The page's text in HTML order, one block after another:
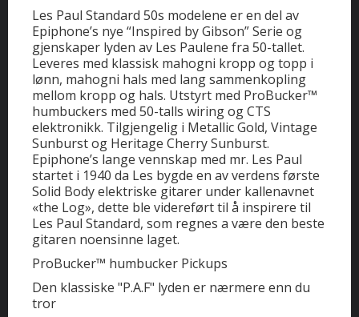
Les Paul Standard 50s modelene er en del av
Epiphone’s nye “Inspired by Gibson” Serie og
gjenskaper lyden av Les Paulene fra 50-tallet.
Leveres med klassisk mahogni kropp og topp i
lønn, mahogni hals med lang sammenkopling
mellom kropp og hals. Utstyrt med ProBucker™
humbuckers med 50-talls wiring og CTS
elektronikk. Tilgjengelig i Metallic Gold, Vintage
Sunburst og Heritage Cherry Sunburst.
Epiphone’s lange vennskap med mr. Les Paul
startet i 1940 da Les bygde en av verdens første
Solid Body elektriske gitarer under kallenavnet
«the Log», dette ble videreført til å inspirere til
Les Paul Standard, som regnes a være den beste
gitaren noensinne laget.
ProBucker™ humbucker Pickups
Den klassiske "P.A.F" lyden er nærmere enn du
tror